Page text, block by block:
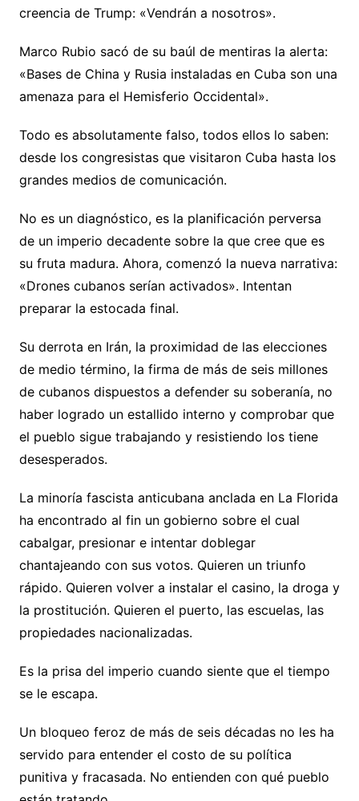
creencia de Trump: «Vendrán a nosotros».
Marco Rubio sacó de su baúl de mentiras la alerta:
«Bases de China y Rusia instaladas en Cuba son una
amenaza para el Hemisferio Occidental».
Todo es absolutamente falso, todos ellos lo saben:
desde los congresistas que visitaron Cuba hasta los
grandes medios de comunicación.
No es un diagnóstico, es la planificación perversa
de un imperio decadente sobre la que cree que es
su fruta madura. Ahora, comenzó la nueva narrativa:
«Drones cubanos serían activados». Intentan
preparar la estocada final.
Su derrota en Irán, la proximidad de las elecciones
de medio término, la firma de más de seis millones
de cubanos dispuestos a defender su soberanía, no
haber logrado un estallido interno y comprobar que
el pueblo sigue trabajando y resistiendo los tiene
desesperados.
La minoría fascista anticubana anclada en La Florida
ha encontrado al fin un gobierno sobre el cual
cabalgar, presionar e intentar doblegar
chantajeando con sus votos. Quieren un triunfo
rápido. Quieren volver a instalar el casino, la droga y
la prostitución. Quieren el puerto, las escuelas, las
propiedades nacionalizadas.
Es la prisa del imperio cuando siente que el tiempo
se le escapa.
Un bloqueo feroz de más de seis décadas no les ha
servido para entender el costo de su política
punitiva y fracasada. No entienden con qué pueblo